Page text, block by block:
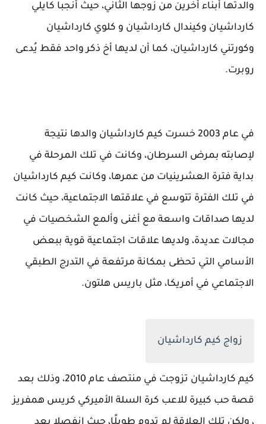
والدتها أبناء أخرين من زوجها الثاني، حيث أنجبا كايلي
كارداشيان وكيندال كارداشيان و كلوي كارداشيان
وكورتني كارداشيان، كما أن لديها أخ ذكر واحد فقط يُدعى
روبرت.
في عام 2003 خسرت كيم كارداشيان والدها نتيجة
لإصابته بمرض السرطان، وكانت في تلك المرحلة في
بداية فترة العشرينيات من عمرها، وكانت كيم كارداشيان
في تلك الفترة تتوسع في علاقتها الاجتماعية، حيث كانت
لديها صداقات واسعة مع أغنى وألمع الشخصيات في
مجالات عديدة، ولديها علاقات اجتماعية قوية ببعض
الأسامي التي تحظى بمكانة مرتفعة في التدرج الطبقي
الاجتماعي في أمريكا، مثل باريس هلتون.
زواج كيم كارداشيان
كيم كارداشيان تزوجت في منتصف عام 2010، وذلك بعد
قصة حب كبيرة للاعب كرة السلة الأميركي ​كريس همفريز​